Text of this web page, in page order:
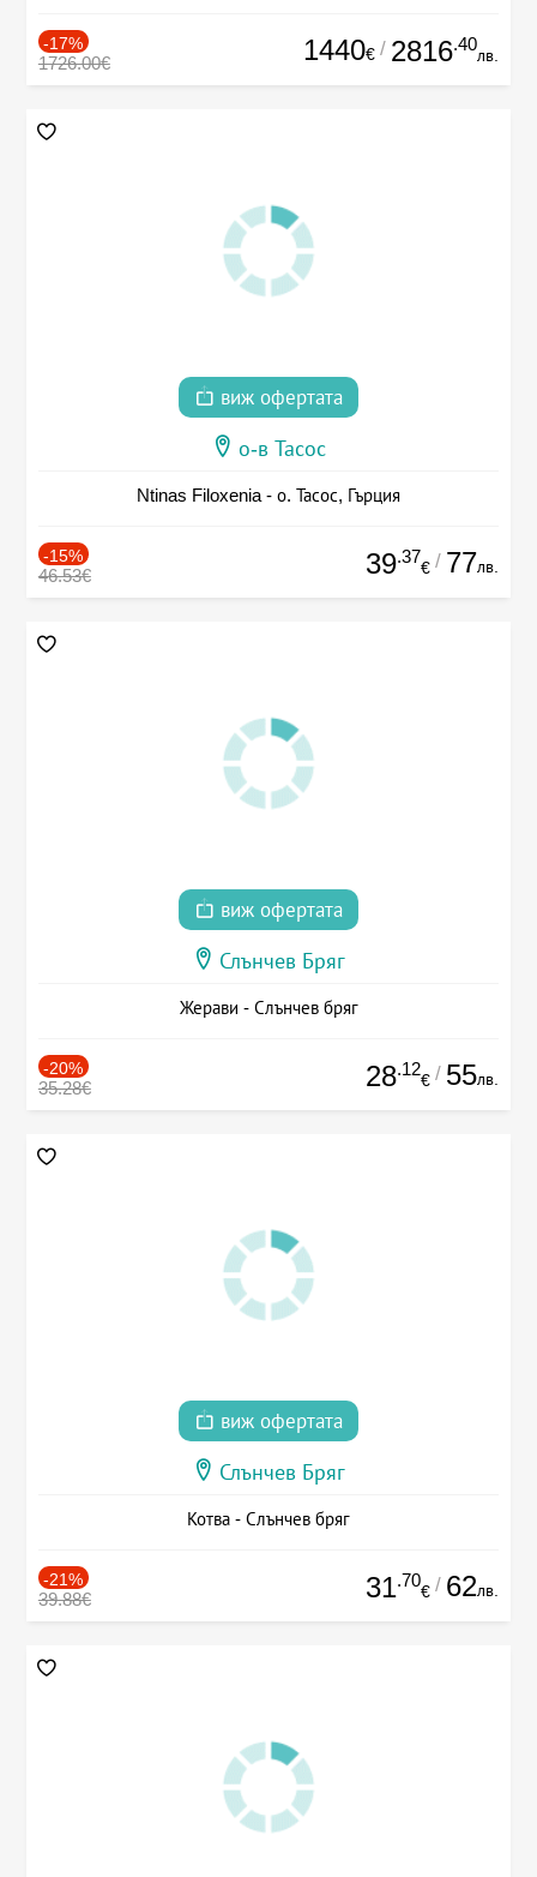
-17%
1726.00€ 1440€ / 2816.40
лв.
виж офертата
о-в Тасос
Ntinas Filoxenia - о. Тасос, Гърция
-15%
46.53€ 39.37
€ / 77лв.
виж офертата
Слънчев Бряг
Жерави - Слънчев бряг
-20%
35.28€ 28.12
€ / 55лв.
виж офертата
Слънчев Бряг
Котва - Слънчев бряг
-21%
39.88€ 31.70
€ / 62лв.